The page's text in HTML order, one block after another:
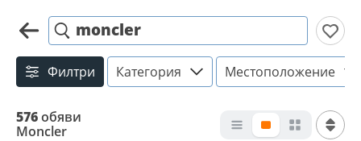
moncler
Филтри Категория Местоположение
576обяви
Moncler